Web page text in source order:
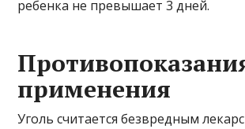
ребенка не превышает 3 дней.
применения
Уголь считается безвредным